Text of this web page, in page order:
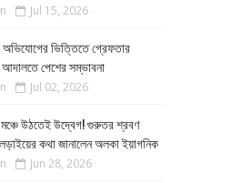
Jul 15, 2026
ভিত্তিতে গ্রেফতার
পেশের সম্ভাবনা
Jul 02, 2026
মঞ্চে উঠতেই উদ্বেগ! গুরুতর শ্রবণ
কথা জানালেন অলকা ইয়াগনিক
Jun 28, 2026